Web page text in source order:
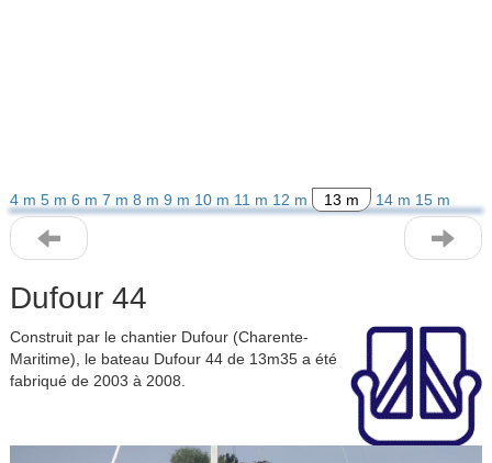
4 m 5 m 6 m 7 m 8 m 9 m 10 m 11 m 12 m 13 m 14 m 15 m
Dufour 44
Construit par le chantier Dufour (Charente-
Maritime), le bateau Dufour 44 de 13m35 a été
fabriqué de 2003 à 2008.